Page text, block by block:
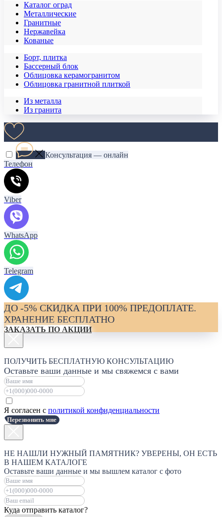
Каталог оград
Металлические
Гранитные
Нержавейка
Кованые
Борт, плитка
Бассерный блок
Облицовка керамогранитом
Облицовка гранитной плиткой
Из металла
Из гранита
Консультация — онлайн
Телефон
Viber
WhatsApp
Telegram
ДО -5% СКИДКА ПРИ 100% ПРЕДОПЛАТЕ.
ХРАНЕНИЕ БЕСПЛАТНО
ЗАКАЗАТЬ ПО АКЦИИ
ПОЛУЧИТЬ БЕСПЛАТНУЮ КОНСУЛЬТАЦИЮ
Оставьте ваши данные и мы свяжемся с вами
Я согласен с политикой конфиденциальности
Перезвонить мне
НЕ НАШЛИ НУЖНЫЙ ПАМЯТНИК? УВЕРЕНЫ, ОН ЕСТЬ
В НАШЕМ КАТАЛОГЕ
Оставьте ваши данные и мы вышлем каталог с фото
Куда отправить каталог?